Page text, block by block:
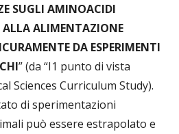
SUGLI AMINOACIDI
ALLA ALIMENTAZIONE
DA ESPERIMENTI
” (da “I1 punto di vista
Sciences Curriculum Study).
di sperimentazioni
può essere estrapolato e